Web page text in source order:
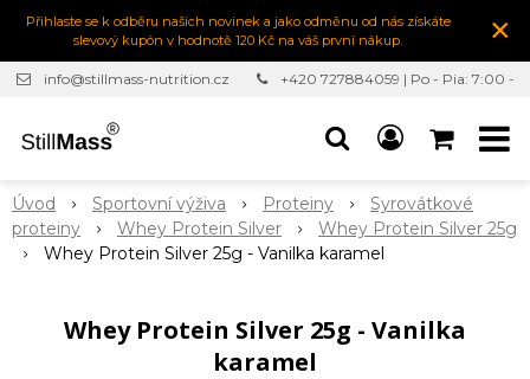
Přihlaste se k odběru našich novinek a jako odměnu od nás získáte
slevový kupón v hodnotě 120 Kč na váš první nákup.
×
info@stillmass-nutrition.cz
+420 727884059 | Po - Pia: 7:00 -
Úvod Sportovní výživa Proteiny
Syrovátkové
proteiny
Whey Protein Silver
Whey Protein Silver 25g
Whey Protein Silver 25g - Vanilka karamel
Whey Protein Silver 25g - Vanilka
karamel